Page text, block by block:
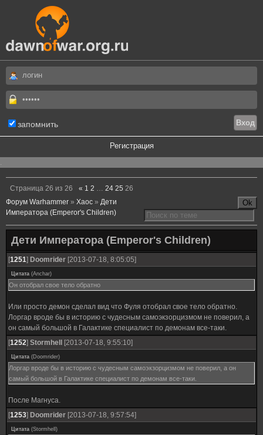
запомнить
Регистрация
.
Страница 26 из 26 « 1 2 … 24 25 26
Форум Warhammer » Хаос » Дети
Императора (Emperor's Children)
Дети Императора (Emperor's Children)
[1251] Doomrider [2013-07-18, 8:05:05]
Цитата (Anchar)
Он отобрал свое тело обратно
Или просто демон сделал вид что Фуля отобрал свое тело обратно.
Лоргар вроде бы в историю с чудесным самоэкзорцизмом не поверил, а
он самый большой в Галактике специалист по демонам все-таки.
[1252] Stormhell [2013-07-18, 9:55:10]
Цитата (Doomrider)
Лоргар вроде бы в историю с чудесным самоэкзорцизмом не поверил, а он
самый большой в Галактике специалист по демонам все-таки.
После Магнуса.
[1253] Doomrider [2013-07-18, 9:57:54]
Цитата (Stormhell )